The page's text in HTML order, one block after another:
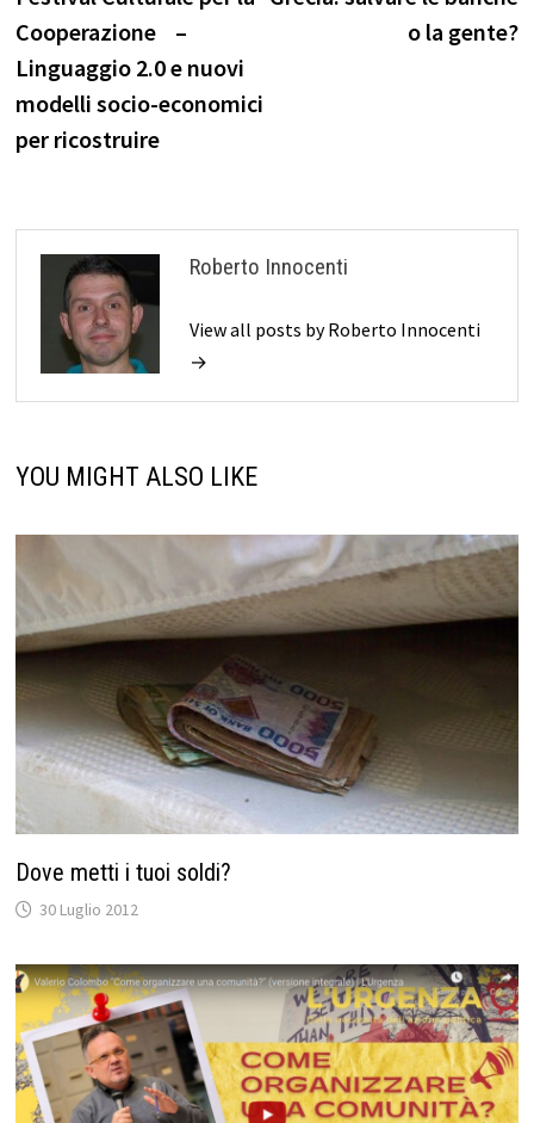
articoli
Cooperazione –
Linguaggio 2.0 e nuovi
modelli socio-economici
per ricostruire
o la gente?
Roberto Innocenti
View all posts by Roberto Innocenti
→
YOU MIGHT ALSO LIKE
Dove metti i tuoi soldi?
30 Luglio 2012